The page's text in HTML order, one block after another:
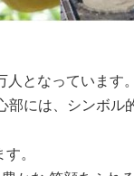
となっています。
には、シンボル
。